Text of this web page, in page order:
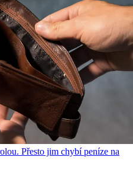
Přesto jim chybí peníze na